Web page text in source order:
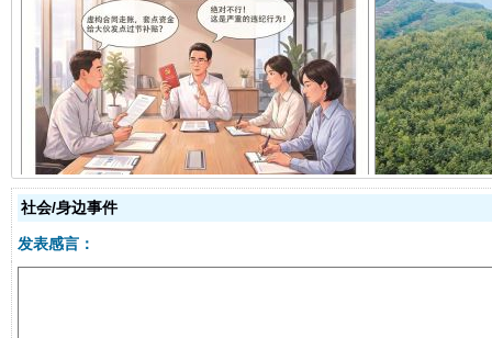
揭开“小金库”的免责幌子
社会/身边事件
发表感言：